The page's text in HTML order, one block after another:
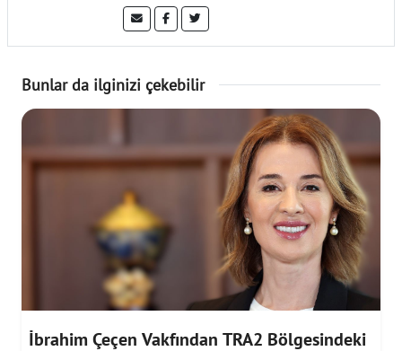
Bunlar da ilginizi çekebilir
İbrahim Çeçen Vakfından TRA2 Bölgesindeki